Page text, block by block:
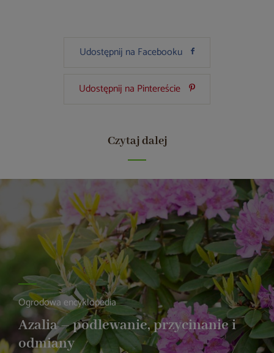
Udostępnij na Facebooku
Udostępnij na Pintereście
Czytaj dalej
Ogrodowa encyklopedia
Azalia – podlewanie, przycinanie i
odmiany